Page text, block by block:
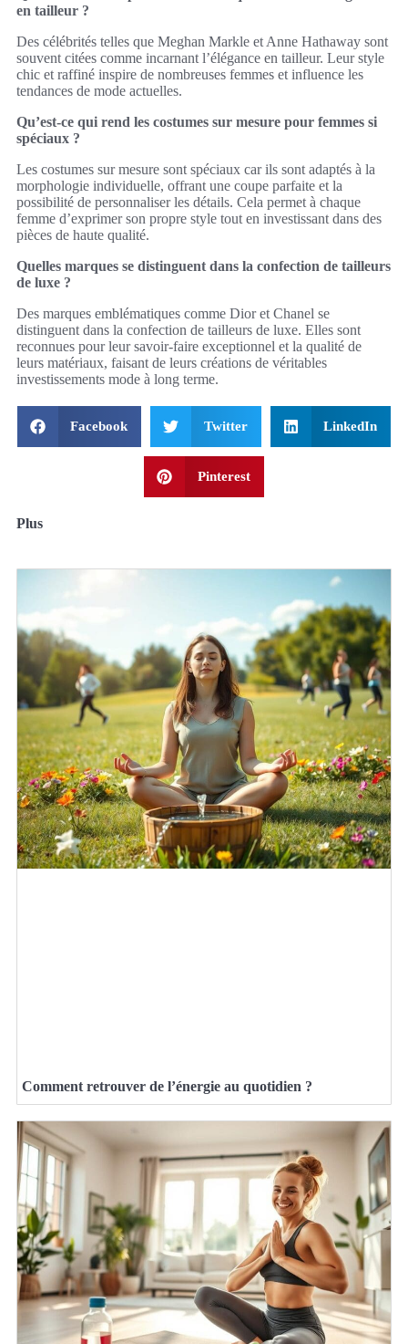
en tailleur ?
Des célébrités telles que Meghan Markle et Anne Hathaway sont
souvent citées comme incarnant l’élégance en tailleur. Leur style
chic et raffiné inspire de nombreuses femmes et influence les
tendances de mode actuelles.
Qu’est-ce qui rend les costumes sur mesure pour femmes si
spéciaux ?
Les costumes sur mesure sont spéciaux car ils sont adaptés à la
morphologie individuelle, offrant une coupe parfaite et la
possibilité de personnaliser les détails. Cela permet à chaque
femme d’exprimer son propre style tout en investissant dans des
pièces de haute qualité.
Quelles marques se distinguent dans la confection de tailleurs
de luxe ?
Des marques emblématiques comme Dior et Chanel se
distinguent dans la confection de tailleurs de luxe. Elles sont
reconnues pour leur savoir-faire exceptionnel et la qualité de
leurs matériaux, faisant de leurs créations de véritables
investissements mode à long terme.
Facebook Twitter LinkedIn
Pinterest
Plus
Comment retrouver de l’énergie au quotidien ?